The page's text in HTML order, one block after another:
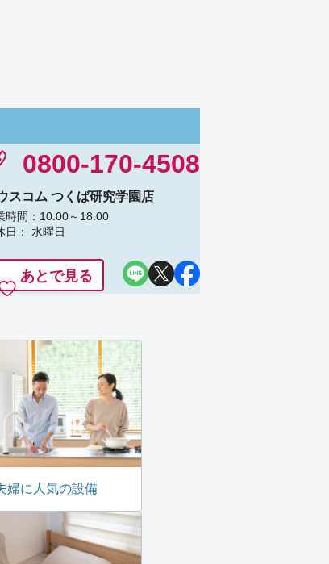
0800-170-4508
スコム つくば研究学園店
時間：10:00～18:00
日： 水曜日
あとで見る
婦に人気の設備